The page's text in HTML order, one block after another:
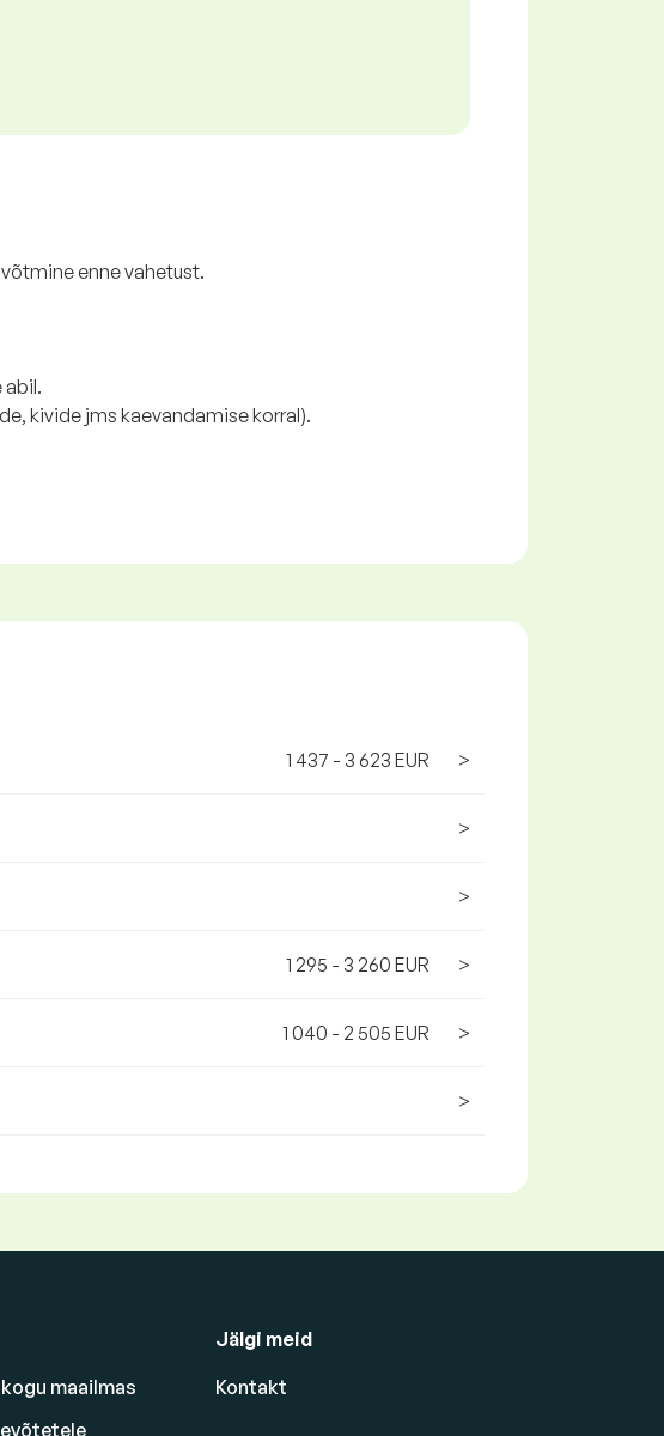
enne vahetust.
kivide jms kaevandamise korral).
1 437 - 3 623 EUR >
>
>
1 295 - 3 260 EUR >
1 040 - 2 505 EUR >
>
maailmas
Jälgi meid
Kontakt